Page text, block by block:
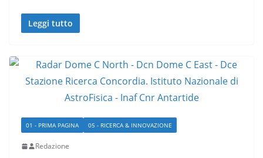
Leggi tutto
01 - PRIMA PAGINA 05 - RICERCA & INNOVAZIONE
Redazione